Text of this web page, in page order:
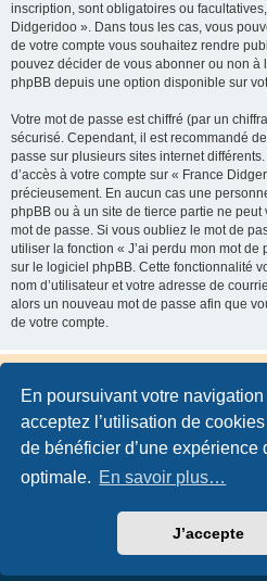
En poursuivant votre
acceptez l’utilisation de
de bénéficier d’une expérience
optimale. En savoir plus…
J’accepte
inscription, sont obligatoires ou
Didgeridoo ». Dans tous les cas, vous
de votre compte vous souhaitez rendre
pouvez décider de vous abonner ou non à
phpBB depuis une option disponible sur
Votre mot de passe est chiffré (par un
sécurisé. Cependant, il est recommandé
passe sur plusieurs sites internet
d’accès à votre compte sur « France
précieusement. En aucun cas une
phpBB ou à un site de tierce partie ne
mot de passe. Si vous oubliez le mot de
utiliser la fonction « J’ai perdu mon mot
sur le logiciel phpBB. Cette fonctionnalité
nom d’utilisateur et votre adresse de
alors un nouveau mot de passe afin que
de votre compte.
Traduction française
Confidentialité